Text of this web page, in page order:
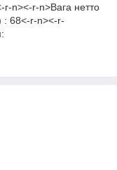
n><-r-n>Вага нетто
: 68<-r-n><-r-